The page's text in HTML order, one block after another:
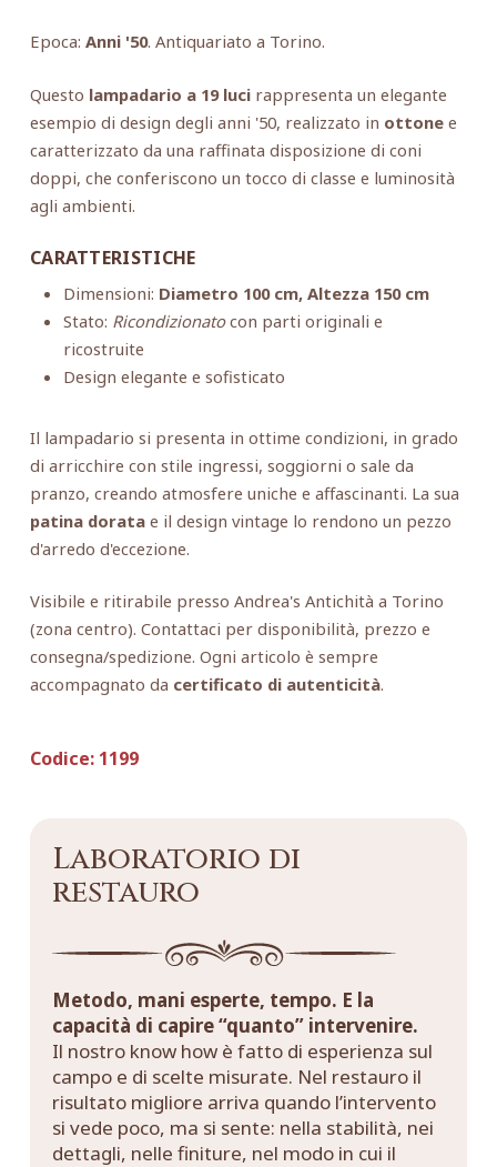
Epoca: Anni '50. Antiquariato a Torino.
Questo lampadario a 19 lucirappresenta un elegante
esempio di design degli anni '50, realizzato in ottonee
caratterizzato da una raffinata disposizione di coni
doppi, che conferiscono un tocco di classe e luminosità
agli ambienti.
CARATTERISTICHE
Dimensioni: Diametro 100 cm, Altezza 150 cm
Stato: Ricondizionatocon parti originali e
ricostruite
Design elegante e sofisticato
Il lampadario si presenta in ottime condizioni, in grado
di arricchire con stile ingressi, soggiorni o sale da
pranzo, creando atmosfere uniche e affascinanti. La sua
patina doratae il design vintage lo rendono un pezzo
d'arredo d'eccezione.
Visibile e ritirabile presso Andrea's Antichità a Torino
(zona centro). Contattaci per disponibilità, prezzo e
consegna/spedizione. Ogni articolo è sempre
accompagnato da certificato di autenticità.
Codice:1199
Laboratorio di
restauro
Metodo, mani esperte, tempo. E la
capacità di capire “quanto” intervenire.
Il nostro know how è fatto di esperienza sul
campo e di scelte misurate. Nel restauro il
risultato migliore arriva quando l’intervento
si vede poco, ma si sente: nella stabilità, nei
dettagli, nelle finiture, nel modo in cui il